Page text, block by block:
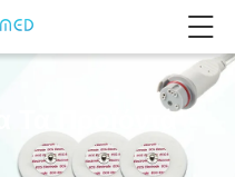
Τα Προϊόντα